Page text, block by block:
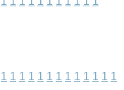
1 1 1 1 1 1 1 1 1 1 1 1 1